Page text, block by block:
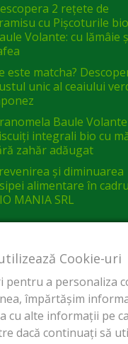
2 rețete de
cu Pișcoturile bio
Volante: cu lămâie
este matcha?
unic al ceaiului
Baule
integrali bio cu
zahăr adăugat
și diminuarea
alimentare în
MANIA SRL
Cookie-uri
pentru a personaliza
împărtășim
cu alte informații pe
dacă continuați să